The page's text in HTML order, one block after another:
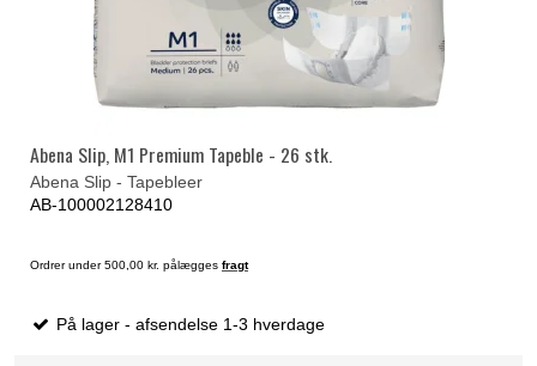
Abena Slip, M1 Premium Tapeble - 26 stk.
Abena Slip - Tapebleer
AB-100002128410
Ordrer under 500,00 kr. pålægges fragt
På lager - afsendelse 1-3 hverdage